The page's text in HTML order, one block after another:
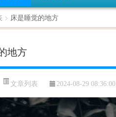
> 床是睡觉的地方
地方
文章列表 2024-08-29 08:36:00